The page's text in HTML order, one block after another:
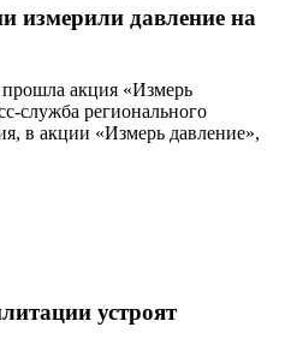
измерили давление на
акция «Измерь
служба регионального
в акции «Измерь давление»,
устроят